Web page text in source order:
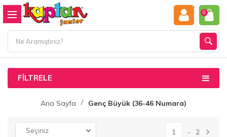
0
FILTRELE
Ana Sayfa Genç Büyük (36-46 Numara)
1 2